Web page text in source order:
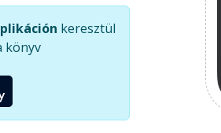
is meghatározza
bennünk a remény?
Tapolyai Emőke
Államokban végezte.
(AACC), a Magyar
Öt gyermek
keresztül
könyv